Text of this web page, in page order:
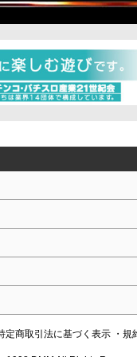
定商取引法に基づく表示 ・規